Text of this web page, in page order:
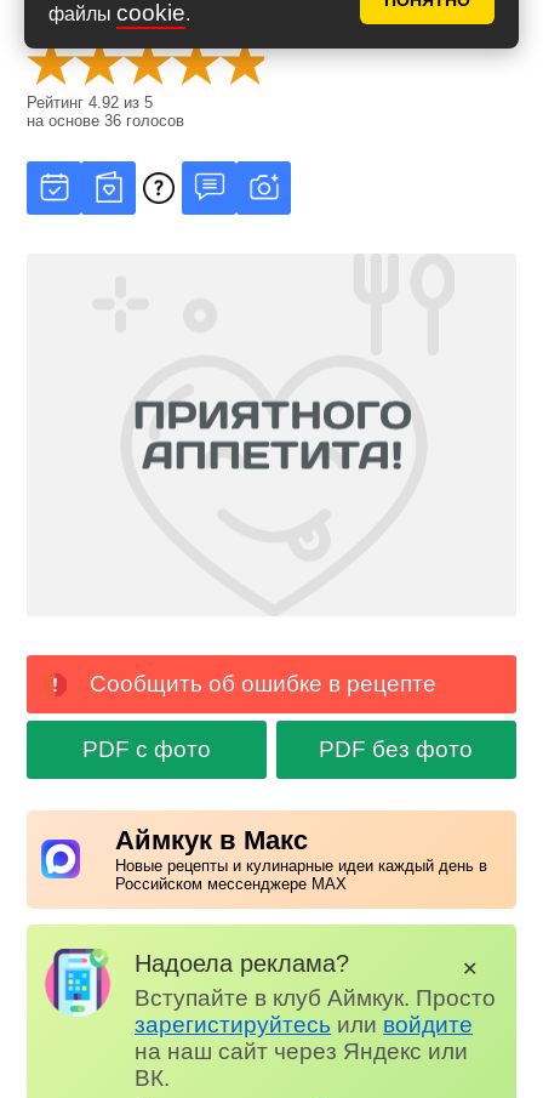
файлы cookie.
Оценить рецепт
Рейтинг4.92 из5
на основе36 голосов
Сообщить об ошибке в рецепте
PDF с фото PDF без фото
Аймкук в Макс
Новые рецепты и кулинарные идеи каждый день в
Российском мессенджере MAX
Надоела реклама?
Вступайте в клуб Аймкук. Просто
зарегистируйтесь или войдите
на наш сайт через Яндекс или
ВК.
✕